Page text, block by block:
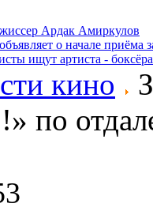
Ардак Амиркулов
о начале приёма
ищут артиста -
кино
по